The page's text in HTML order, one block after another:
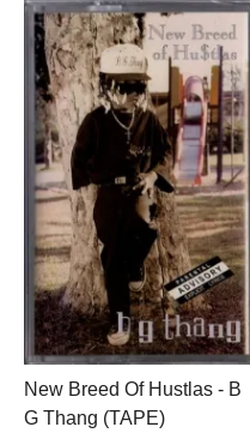
New Breed Of Hustlas - B
G Thang (TAPE)